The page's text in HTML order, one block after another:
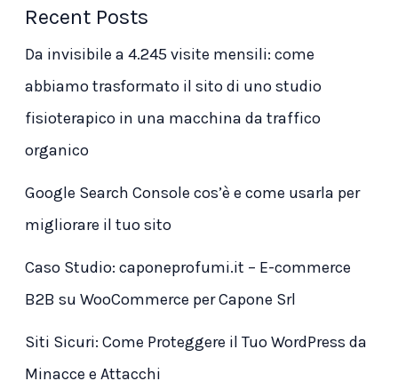
Recent Posts
Da invisibile a 4.245 visite mensili: come
abbiamo trasformato il sito di uno studio
fisioterapico in una macchina da traffico
organico
Google Search Console cos’è e come usarla per
migliorare il tuo sito
Caso Studio: caponeprofumi.it – E-commerce
B2B su WooCommerce per Capone Srl
Siti Sicuri: Come Proteggere il Tuo WordPress da
Minacce e Attacchi